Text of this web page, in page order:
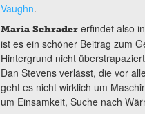
Vaughn.
Maria Schradererfindet also in
ist es ein schöner Beitrag zum
Hintergrund nicht
Dan Stevens verlässt, die vor
geht es nicht wirklich um
um Einsamkeit, Suche nach